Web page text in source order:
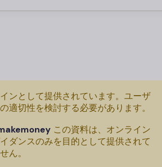
ンとして提供されています。ユーザ
適切性を検討する必要があります。
この資料は、オンライン
ダンスのみを目的として提供されて
ん。